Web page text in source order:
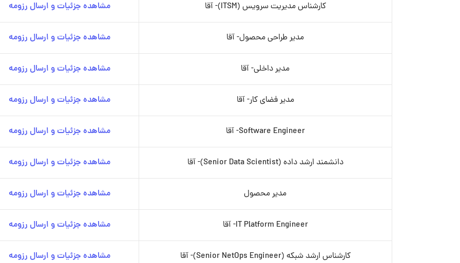
کارشناس مدیریت سرویس (ITSM)- آقا مشاهده جزئیات و ارسال رزومه
مدیر طراحی محصول- آقا مشاهده جزئیات و ارسال رزومه
مدیر داخلی- آقا مشاهده جزئیات و ارسال رزومه
مدیر فضای کار- آقا مشاهده جزئیات و ارسال رزومه
Software Engineer- آقا مشاهده جزئیات و ارسال رزومه
دانشمند ارشد داده (Senior Data Scientist)- آقا مشاهده جزئیات و ارسال رزومه
مدیر محصول مشاهده جزئیات و ارسال رزومه
IT Platform Engineer- آقا مشاهده جزئیات و ارسال رزومه
کارشناس ارشد شبکه (Senior NetOps Engineer)- آقا مشاهده جزئیات و ارسال رزومه